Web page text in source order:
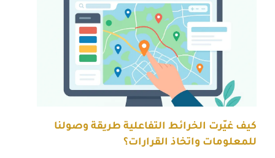
كيف غيّرت الخرائط التفاعلية طريقة وصولنا
للمعلومات واتخاذ القرارات؟